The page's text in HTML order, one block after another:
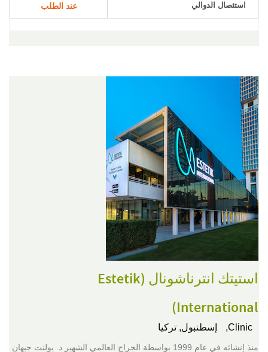
استئصال الدوالي عند الطلب
استيتك انترناشونال (Estetik
International)
Clinic, إسطنبول, تركيا
منذ إنشائه في عام 1999 بواسطة الجراح العالمي الشهير د. بولنت جيهان